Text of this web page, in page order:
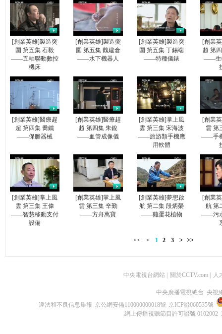
[創業英雄]製造突
圍 第五集 石毅
——五軸聯動數控
機床
[創業英雄]製造突
圍 第五集 魏建倉
——水下機器人
[創業英雄]製造突
圍 第五集 丁錫端
——特種儀錶
[創業
超 第
——生
[創業英雄]醫療趕
超 第四集 喬鐵
——保膽器械
[創業英雄]醫療趕
超 第四集 朱銳
——血管成像儀
[創業英雄]掌上風
雲 第三集 宋海波
——旅游類手機應
用軟體
[創業
雲 第
——手
[創業英雄]掌上風
雲 第三集 王偉
——智慧移動支付
設備
[創業英雄]掌上風
雲 第三集 辛勤
——方舟萬寶
[創業英雄]夢想啟
航 第二集 段炳榮
——雞蛋花植物
[創業
航 第
——污
<< < 1 2 3 > >>
中央電視台網站 關於CCTV.com 人
中央廣播電視總台 央視
違法和不良信息舉報 京公網安備110000000018號 京ICP證060535號
網上傳播視聽節目許可證號 0102002